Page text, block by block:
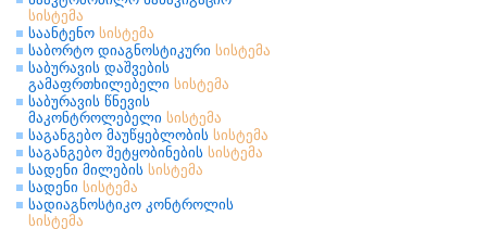
სისტემა
საანტენო სისტემა
საბორტო დიაგნოსტიკური სისტემა
საბურავის დაშვების
გამაფრთხილებელი სისტემა
საბურავის წნევის
მაკონტროლებელი სისტემა
საგანგებო მაუწყებლობის სისტემა
საგანგებო შეტყობინების სისტემა
სადენი მილების სისტემა
სადენი სისტემა
სადიაგნოსტიკო კონტროლის
სისტემა